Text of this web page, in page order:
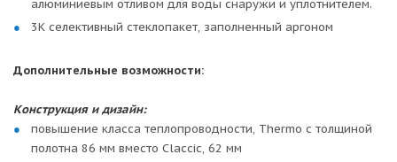
алюминиевым отливом для воды снаружи и уплотнителем.
3К селективный стеклопакет, заполненный аргоном
Дополнительные возможности:
Конструкция и дизайн:
повышение класса теплопроводности, Thermo с толщиной
полотна 86 мм вместо Claccic, 62 мм